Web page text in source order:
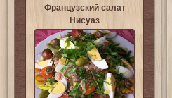
Французский салат
Нисуаз